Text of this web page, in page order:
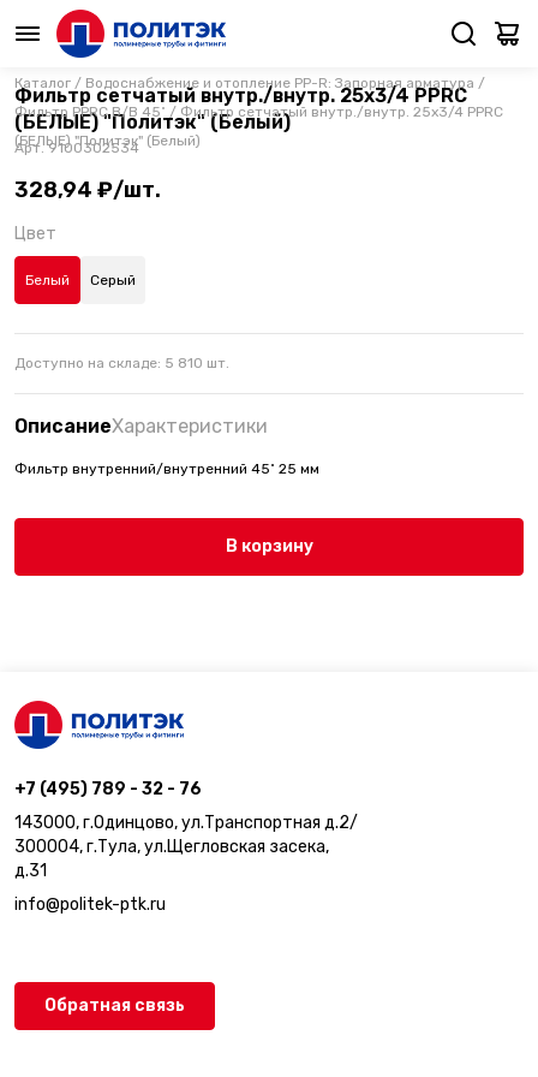
Каталог / Водоснабжение и отопление PP-R: Запорная арматура /
Фильтр PPRC В/В 45˚ / Фильтр сетчатый внутр./внутр. 25х3/4 PPRC
(БЕЛЫЕ) "Политэк" (Белый)
Фильтр сетчатый внутр./внутр. 25х3/4 PPRC
(БЕЛЫЕ) "Политэк" (Белый)
Арт.9100302534
328,94 ₽/шт.
Цвет
Белый Серый
Доступно на складе: 5 810 шт.
ОписаниеХарактеристики
Фильтр внутренний/внутренний 45˚ 25 мм
В корзину
+7 (495) 789 - 32 - 76
143000, г.Одинцово, ул.Транспортная д.2/
300004, г.Тула, ул.Щегловская засека,
д.31
info@politek-ptk.ru
Обратная связь